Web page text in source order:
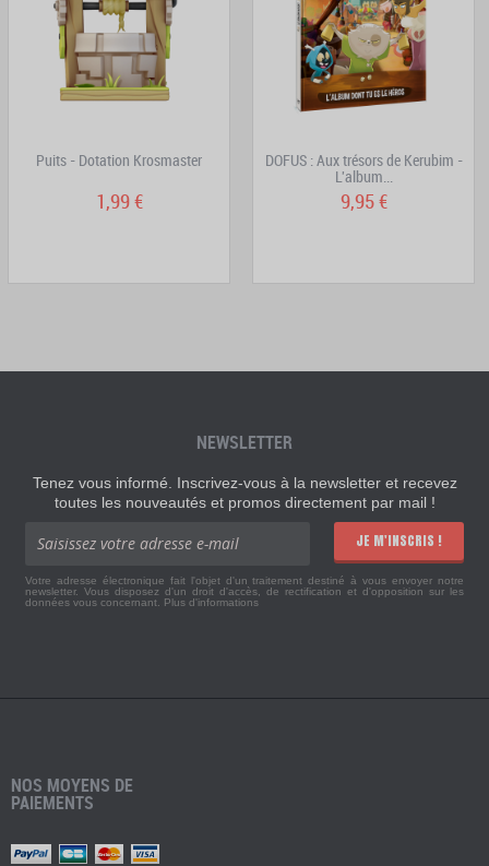
Puits - Dotation Krosmaster
1,99 €
DOFUS : Aux trésors de Kerubim -
L'album...
9,95 €
NEWSLETTER
Tenez vous informé. Inscrivez-vous à la newsletter et recevez
toutes les nouveautés et promos directement par mail !
JE M'INSCRIS !
Votre adresse électronique fait l'objet d'un traitement destiné à vous envoyer notre
newsletter. Vous disposez d'un droit d'accès, de rectification et d'opposition sur les
données vous concernant. Plus d'informations
NOS MOYENS DE
PAIEMENTS